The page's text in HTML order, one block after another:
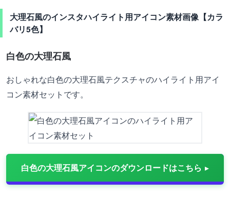
大理石風のインスタハイライト用アイコン素材画像【カラ
バリ5色】
白色の大理石風
おしゃれな白色の大理石風テクスチャのハイライト用アイ
コン素材セットです。
白色の大理石風アイコンのダウンロードはこちら